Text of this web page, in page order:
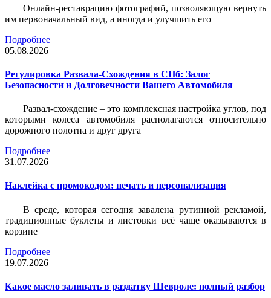
Онлайн-реставрацию фотографий, позволяющую вернуть
им первоначальный вид, а иногда и улучшить его
Подробнее
05.08.2026
Регулировка Развала-Схождения в СПб: Залог
Безопасности и Долговечности Вашего Автомобиля
Развал-схождение – это комплексная настройка углов, под
которыми колеса автомобиля располагаются относительно
дорожного полотна и друг друга
Подробнее
31.07.2026
Наклейка c промокодом: печать и персонализация
В среде, которая сегодня завалена рутинной рекламой,
традиционные буклеты и листовки всё чаще оказываются в
корзине
Подробнее
19.07.2026
Какое масло заливать в раздатку Шевроле: полный разбор